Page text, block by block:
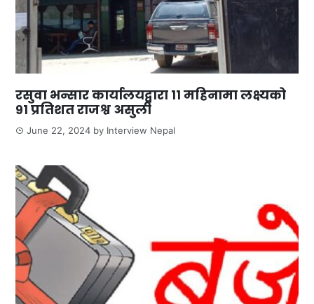
रसुवा भन्सार कार्यालयद्वारा ११ महिनामा लक्ष्यको
९१ प्रतिशत राजश्व असुली
June 22, 2024 by Interview Nepal